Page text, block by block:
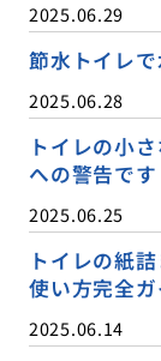
2025.06.29
節水トイレ
2025.06.28
トイレの小
への警告です
2025.06.25
トイレの紙
使い方完全ガ
2025.06.14